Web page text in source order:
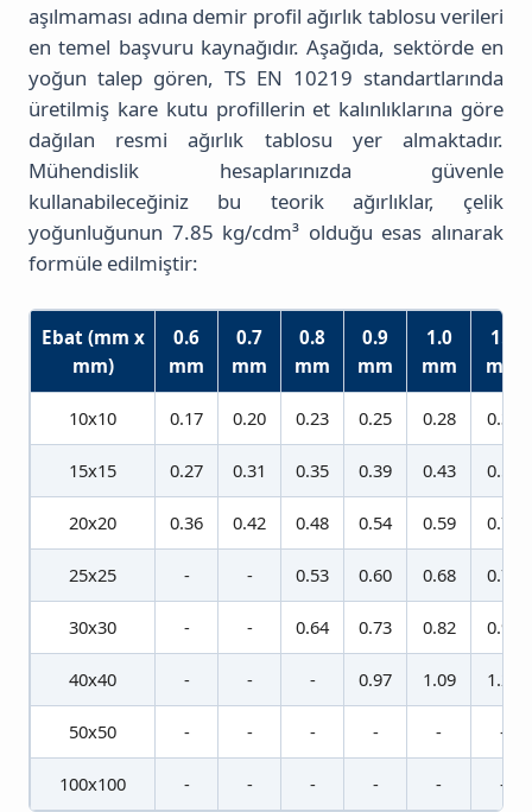
aşılmaması adına demir profil ağırlık tablosu verileri
en temel başvuru kaynağıdır. Aşağıda, sektörde en
yoğun talep gören, TS EN 10219 standartlarında
üretilmiş kare kutu profillerin et kalınlıklarına göre
dağılan resmi ağırlık tablosu yer almaktadır.
Mühendislik hesaplarınızda güvenle
kullanabileceğiniz bu teorik ağırlıklar, çelik
yoğunluğunun 7.85 kg/cdm³ olduğu esas alınarak
formüle edilmiştir:
Ebat (mm x
mm)
0.6
mm
0.7
mm
0.8
mm
0.9
mm
1.0
mm
1.2
mm
10x10 0.17 0.20 0.23 0.25 0.28 0.32
15x15 0.27 0.31 0.35 0.39 0.43 0.52
20x20 0.36 0.42 0.48 0.54 0.59 0.70
25x25 - - 0.53 0.60 0.68 0.75
30x30 - - 0.64 0.73 0.82 0.90
40x40 - - - 0.97 1.09 1.21
50x50 - - - - - -
100x100 - - - - - -